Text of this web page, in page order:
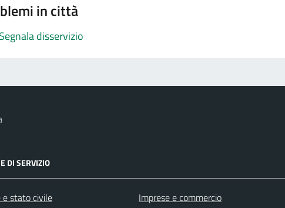
in città
Segnala disservizio
DI SERVIZIO
e stato civile
Imprese e commercio